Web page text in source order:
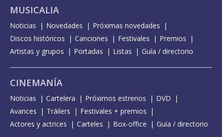
MUSICALIA
Noticias Novedades
Próximas novedades
Discos históricos
Canciones Festivales
Premios
Artistas y grupos
Portadas Listas Guía / directorio
CINEMANÍA
Noticias Cartelera Próximos estrenos
DVD
Avances
Tráilers
Festivales + premios
Actores y actrices
Carteles Box-office Guía / directorio